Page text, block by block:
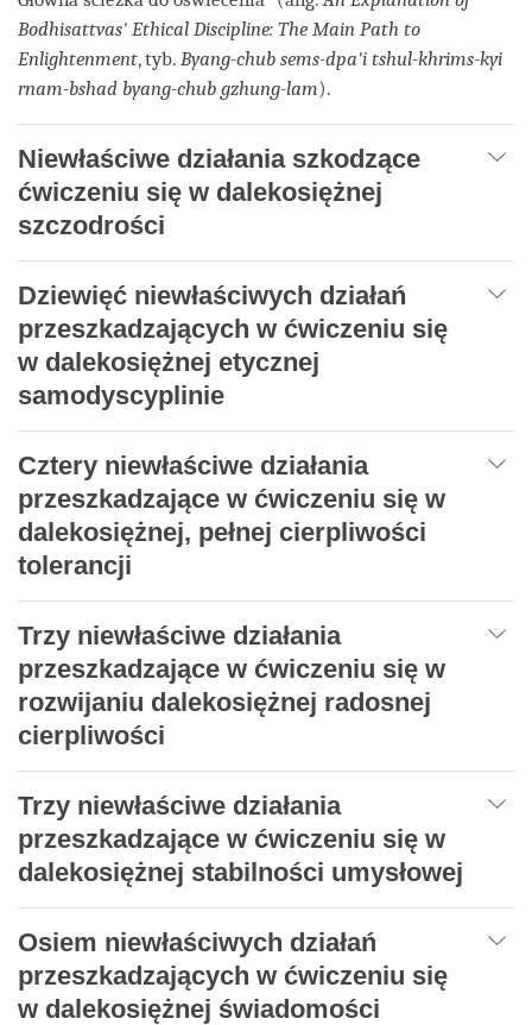
Bodhisattvas' Ethical Discipline: The Main Path to
Enlightenment, tyb. Byang-chub sems-dpa'i tshul-khrims-kyi
rnam-bshad byang-chub gzhung-lam).
Niewłaściwe działania szkodzące
ćwiczeniu się w dalekosiężnej
szczodrości
Dziewięć niewłaściwych działań
przeszkadzających w ćwiczeniu się
w dalekosiężnej etycznej
samodyscyplinie
Cztery niewłaściwe działania
przeszkadzające w ćwiczeniu się w
dalekosiężnej, pełnej cierpliwości
tolerancji
Trzy niewłaściwe działania
przeszkadzające w ćwiczeniu się w
rozwijaniu dalekosiężnej radosnej
cierpliwości
Trzy niewłaściwe działania
przeszkadzające w ćwiczeniu się w
dalekosiężnej stabilności umysłowej
Osiem niewłaściwych działań
przeszkadzających w ćwiczeniu się
w dalekosiężnej świadomości